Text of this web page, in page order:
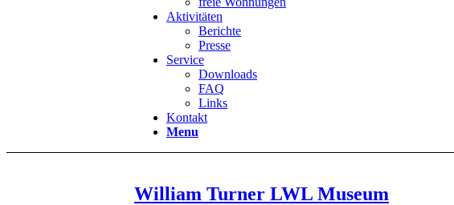
Aktivitäten
Berichte
Presse
Service
Downloads
FAQ
Links
Kontakt
Menu
William Turner LWL Museum